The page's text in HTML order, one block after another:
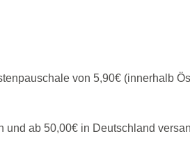
von 5,90€ (innerhalb
und ab 50,00€ in Deutschland